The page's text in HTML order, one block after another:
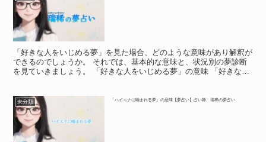
「好きな人をいじめる夢」を見た場合、どのような意味があり解釈が
できるのでしょうか。 それでは、基本的な意味と、状況別の夢診断
を見ていきましょう。 「好きな人をいじめる夢」の意味 「好きな人
未分類 「ハイエナに噛まれる夢」の意味【夢占い】占い師、瑞稀の夢占い